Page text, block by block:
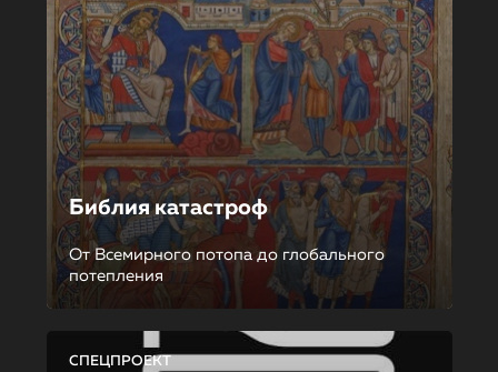
Библия катастроф
От Всемирного потопа до глобального
потепления
СПЕЦПРОЕКТ